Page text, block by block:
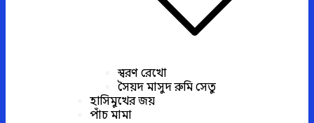
স্বরণ রেখো
সৈয়দ মাসুদ রুমি সেতু
হাসিমুখের জয়
পাঁচ মামা